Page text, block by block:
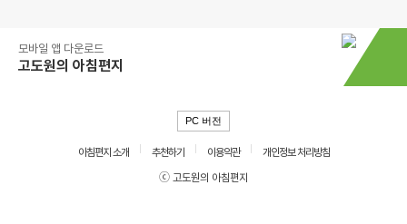
모바일 앱 다운로드
고도원의 아침편지
PC 버전
아침편지 소개 추천하기 이용약관
개인정보 처리방침
ⓒ 고도원의 아침편지